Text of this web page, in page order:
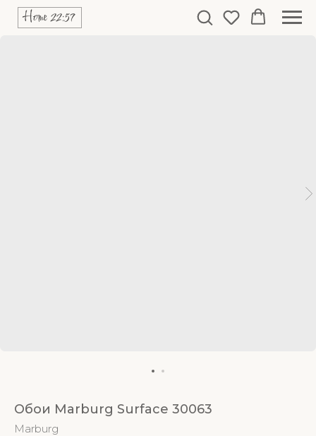
Обои Marburg Surface 30063
Marburg